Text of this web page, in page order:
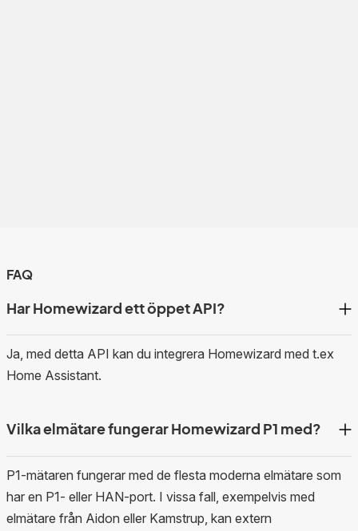
FAQ
Har Homewizard ett öppet API?
Ja, med detta API kan du integrera Homewizard med t.ex
Home Assistant.
Vilka elmätare fungerar Homewizard P1 med?
P1-mätaren fungerar med de flesta moderna elmätare som
har en P1- eller HAN-port. I vissa fall, exempelvis med
elmätare från Aidon eller Kamstrup, kan extern